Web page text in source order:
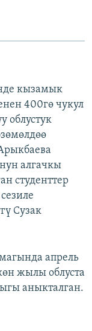
кызамык
400гө чукул
облустук
алгачкы
студенттер
Сузак
апрель
жылы облуста
аныкталган.